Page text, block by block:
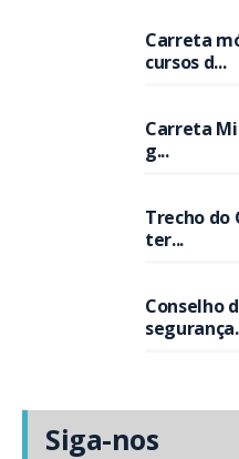
Carreta
cursos d...
Carreta
g...
Trecho do
ter...
Conselho
Siga-nos